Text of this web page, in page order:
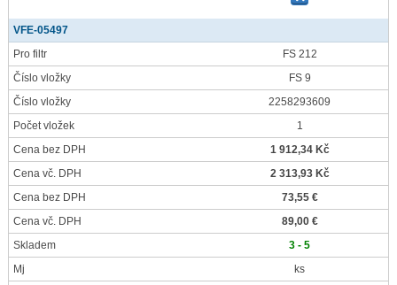
VFE-05497
Pro filtr
FS 212
Číslo vložky
FS 9
Číslo vložky
2258293609
Počet vložek
1
Cena bez DPH
1 912,34 Kč
Cena vč. DPH
2 313,93 Kč
Cena bez DPH
73,55 €
Cena vč. DPH
89,00 €
Skladem
3 - 5
Mj
ks